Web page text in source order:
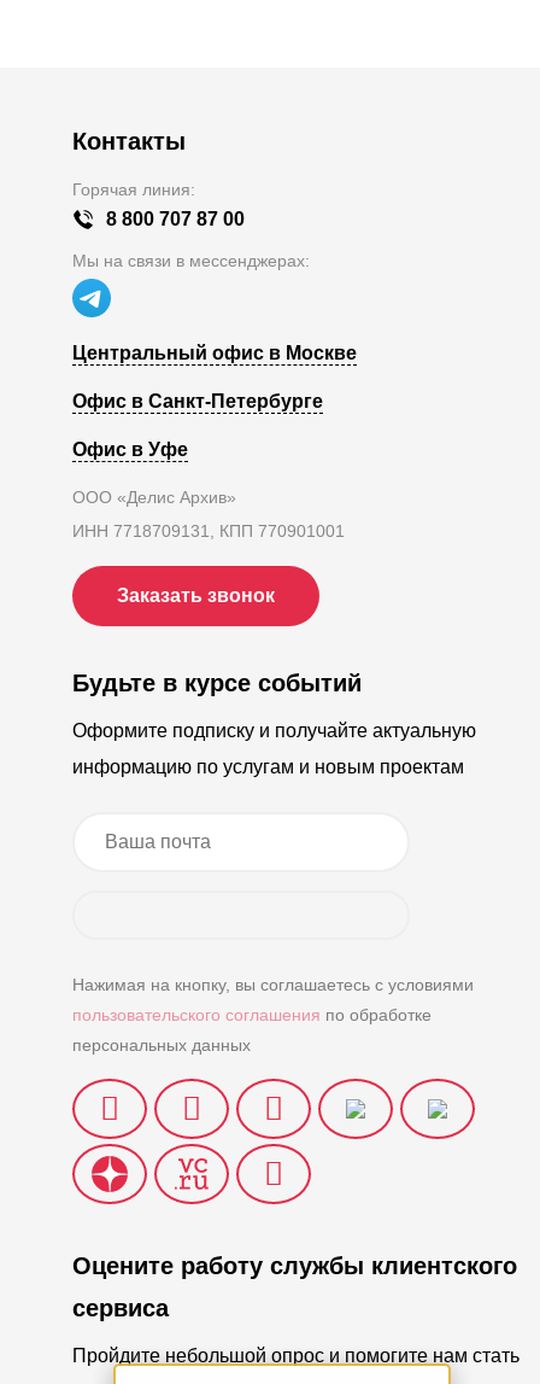
Контакты
Горячая линия:
8 800 707 87 00
Мы на связи в мессенджерах:
Центральный офис в Москве
Офис в Санкт-Петербурге
Офис в Уфе
ООО «Делис Архив»
ИНН 7718709131, КПП 770901001
Заказать звонок
Будьте в курсе событий
Оформите подписку и получайте актуальную
информацию по услугам и новым проектам
Нажимая на кнопку, вы соглашаетесь с условиями
пользовательского соглашения по обработке
персональных данных
Оцените работу службы клиентского
сервиса
Пройдите небольшой опрос и помогите нам стать